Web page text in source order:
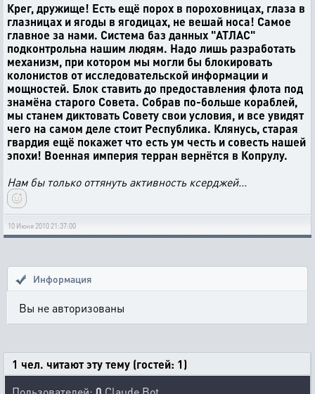
Крег, дружище! Есть ещё порох в пороховницах, глаза в
глазницах и ягоды в ягодицах, не вешай носа! Самое
главное за нами. Система баз данных "АТЛАС"
подконтрольна нашим людям. Надо лишь разработать
механизм, при котором мы могли бы блокировать
колонистов от исследовательской информации и
мощностей. Блок ставить до предоставления флота под
знамёна старого Совета. Собрав по-больше кораблей,
мы станем диктовать Совету свои условия, и все увидят
чего на самом деле стоит Республика. Клянусь, старая
гвардия ещё покажет что есть ум честь и совесть нашей
эпохи! Военная империя терран вернётся в Копрулу.
Нам бы только оттянуть активность ксерджей...
10 Июня 2010 21:37:00
Информация
Вы не авторизованы
1 чел. читают эту тему (гостей: 1)